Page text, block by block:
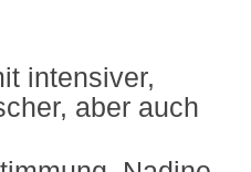
intensiver,
aber auch